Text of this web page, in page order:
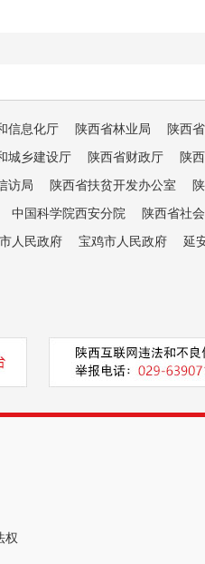
信息化厅 陕西省林业局 陕西
城乡建设厅 陕西省财政厅 陕
访局 陕西省扶贫开发办公室
中国科学院西安分院 陕西省社
人民政府 宝鸡市人民政府 延
权